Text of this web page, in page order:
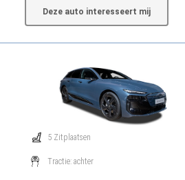
Deze auto interesseert mij
5 Zitplaatsen
Tractie: achter